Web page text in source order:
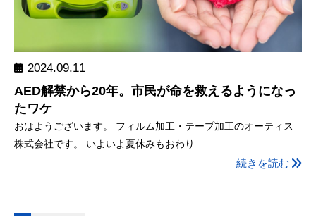
2024.09.11
AED解禁から20年。市民が命を救えるようになっ
たワケ
おはようございます。 フィルム加工・テープ加工のオーティス
株式会社です。 いよいよ夏休みもおわり...
続きを読む